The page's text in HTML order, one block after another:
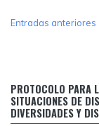
NAVEGACIÓN
Entradas anteriores
PROTOCOLO PARA
SITUACIONES DE
DIVERSIDADES Y
Protocolo para
de
disidencias
Encuentro